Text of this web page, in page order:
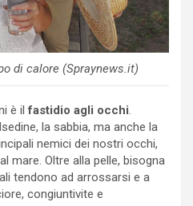
di calore (Spraynews.it)
è ilfastidio agli occhi.
la sabbia, ma anche la
nemici dei nostri occhi,
mare. Oltre alla pelle, bisogna
tendono ad arrossarsi e a
congiuntivite e